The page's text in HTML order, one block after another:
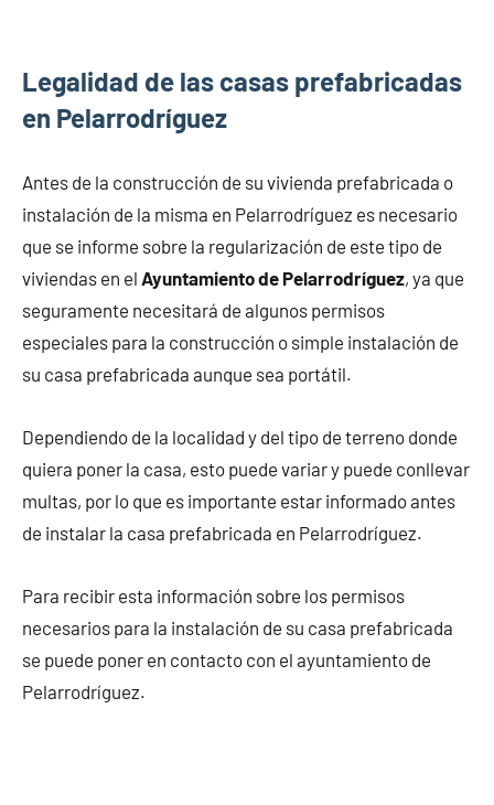
Legalidad de las casas prefabricadas
en Pelarrodríguez
Antes de la construcción de su vivienda prefabricada o
instalación de la misma en Pelarrodríguez es necesario
que se informe sobre la regularización de este tipo de
viviendas en el Ayuntamiento de Pelarrodríguez, ya que
seguramente necesitará de algunos permisos
especiales para la construcción o simple instalación de
su casa prefabricada aunque sea portátil.
Dependiendo de la localidad y del tipo de terreno donde
quiera poner la casa, esto puede variar y puede conllevar
multas, por lo que es importante estar informado antes
de instalar la casa prefabricada en Pelarrodríguez.
Para recibir esta información sobre los permisos
necesarios para la instalación de su casa prefabricada
se puede poner en contacto con el ayuntamiento de
Pelarrodríguez.